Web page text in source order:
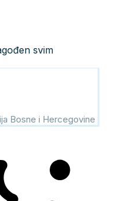
svim
Bosne i Hercegovine